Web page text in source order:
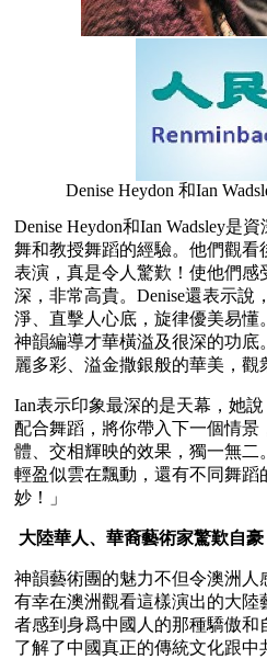
Denise Heydon 和Ian
Denise Heydon和Ian Wadsley是
舞和教授舞蹈的經驗。他們觀看
表演，真是令人驚歎！使他們感
深，非常高貴。Denise還表示說
淨、直擊人心底，旋律優美易懂
神韻編導才華橫溢及很深的功底
麗多彩、溢金撒銀般的華美，觀
Ian表示印象最深的是天幕，她
配合舞蹈，將你帶入下一個情景
體、交相輝映的效果，獨一無二
輕盈似雲在飄動，還有不同舞蹈
妙！」
大陸華人、華裔藝術家驚歎自豪
神韻藝術團的魅力不但令澳洲人
有幸在澳洲觀看這樣演出的大陸
者感到身爲中國人的那種驕傲
了解了中國真正的傳統文化跟